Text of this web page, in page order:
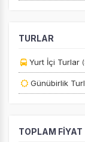
TURLAR
Yurt İçi Turlar
Günübirlik
TOPLAM FİYAT